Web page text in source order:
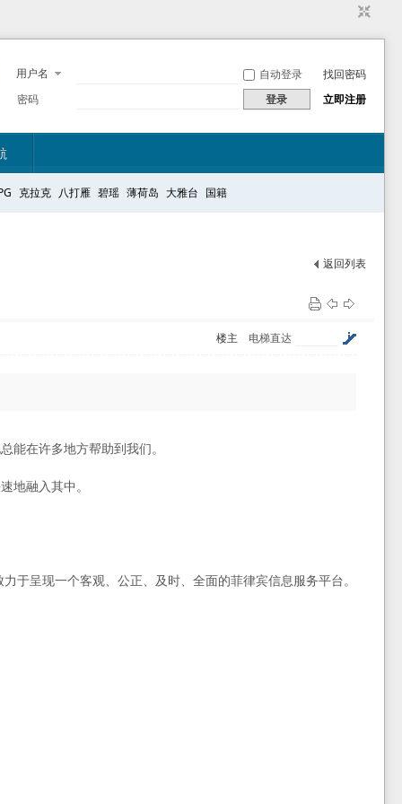
用户名 自动登录
找回密码
密码
登录 立即注册
克拉克 八打雁 碧瑶 薄荷岛 大雅台 国籍
返回列表
电梯直达
楼主
能在许多地方帮助到我们。
地融入其中。
于呈现一个客观、公正、及时、全面的菲律宾信息服务平台。